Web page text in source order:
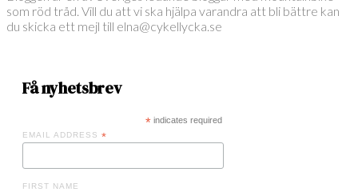
som röd tråd. Vill du att vi ska hjälpa varandra att bli bättre kan
du skicka ett mejl till elna@cykellycka.se
Få nyhetsbrev
*indicates required
EMAIL ADDRESS *
FIRST NAME